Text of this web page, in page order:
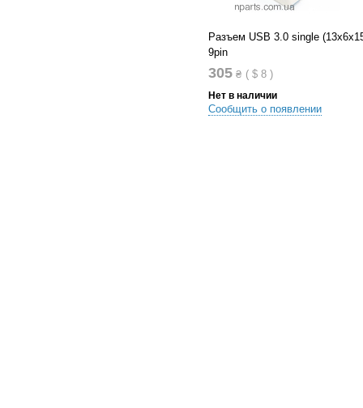
Разъем USB 3.0 single
9pin
305 ₴ ( $ 8)
Нет в наличии
Сообщить о появлении